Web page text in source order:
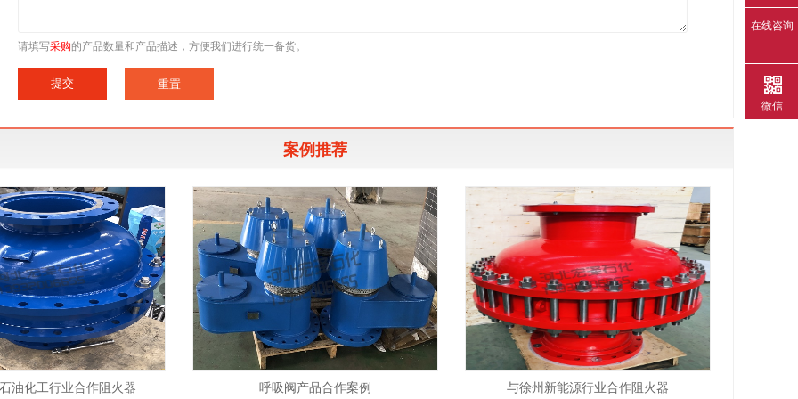
请填写采购的产品数量和产品描述，方便我们进行统一备货。
提交
案例推荐
油化工行业合作阻火器 呼吸阀产品合作案例 与徐州新能源行业合作阻火器
在线咨询
微信